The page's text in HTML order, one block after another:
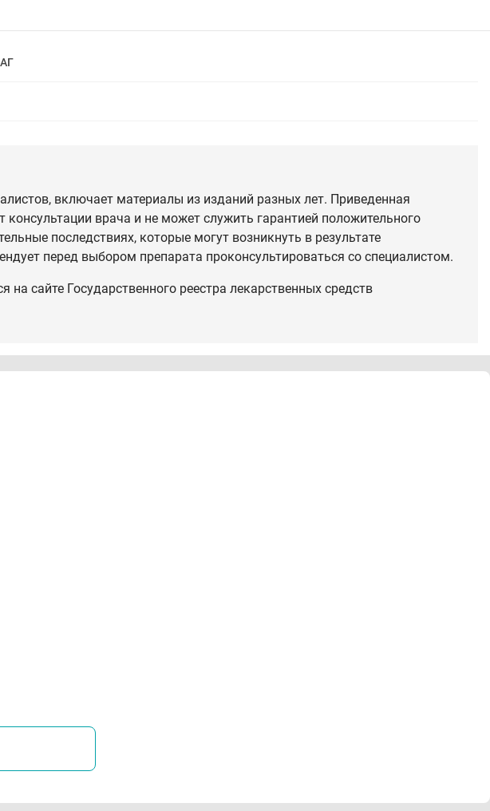
включает материалы из изданий разных лет. Приведенная
врача и не может служить гарантией положительного
последствиях, которые могут возникнуть в результате
перед выбором препарата проконсультироваться со специалистом.
сайте Государственного реестра лекарственных средств